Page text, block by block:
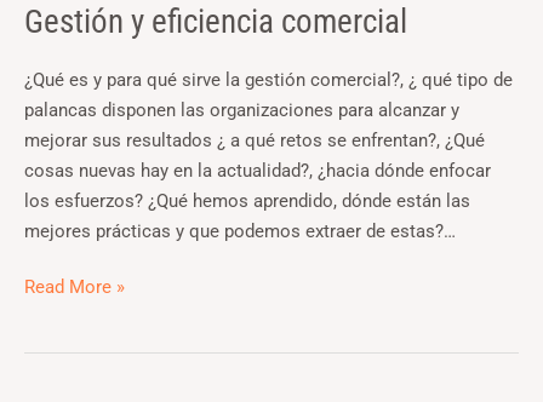
Gestión y eficiencia comercial
¿Qué es y para qué sirve la gestión comercial?, ¿ qué tipo de
palancas disponen las organizaciones para alcanzar y
mejorar sus resultados ¿ a qué retos se enfrentan?, ¿Qué
cosas nuevas hay en la actualidad?, ¿hacia dónde enfocar
los esfuerzos? ¿Qué hemos aprendido, dónde están las
mejores prácticas y que podemos extraer de estas?…
Gestión
eficiencia
comercial
Read More »